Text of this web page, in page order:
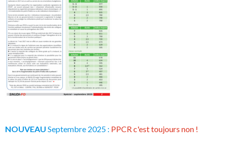
NOUVEAU Septembre 2025 : PPCR c'est toujours non !